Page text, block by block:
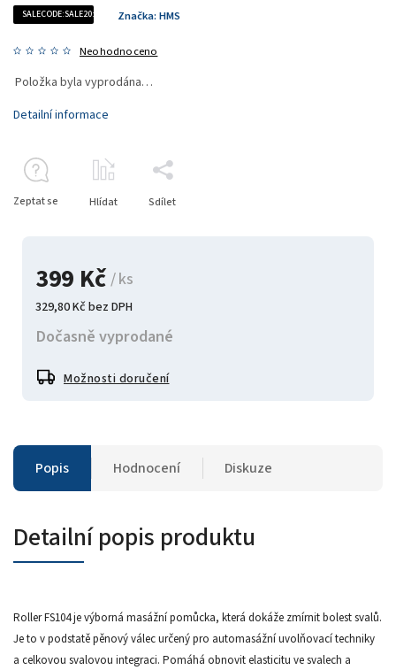
SALECODE:SALE20:20:%
Neohodnoceno
Značka: HMS
399 Kč / ks
329,80 Kč bez DPH
Dočasně vyprodané
Možnosti doručení
Položka byla vyprodána…
Detailní informace
Zeptat se Hlídat Sdílet
Popis Hodnocení Diskuze
Detailní popis produktu
Roller FS104 je výborná masážní pomůcka, která dokáže zmírnit bolest svalů.
Je to v podstatě pěnový válec určený pro automasážní uvolňovací techniky
a celkovou svalovou integraci. Pomáhá obnovit elasticitu ve svalech a